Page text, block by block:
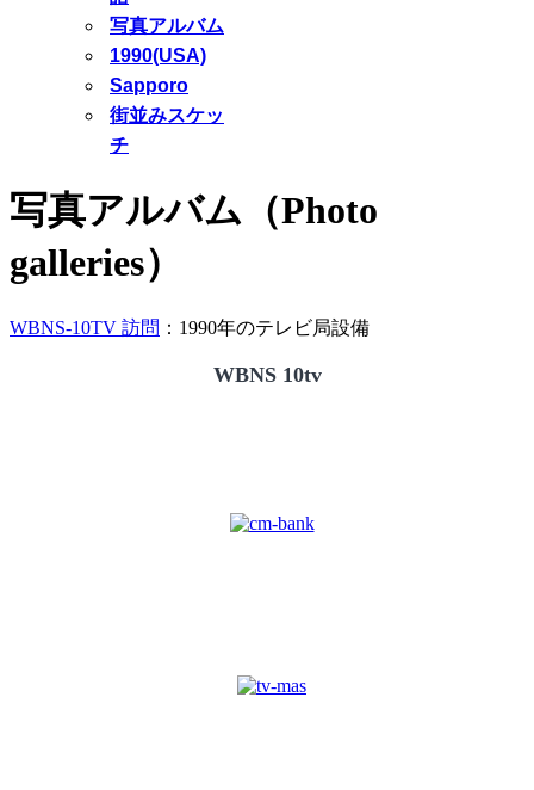
写真アルバム
1990(USA)
Sapporo
街並みスケッ
チ
写真アルバム（Photo
galleries）
WBNS-10TV 訪問 ：1990年のテレビ局設備
WBNS 10tv